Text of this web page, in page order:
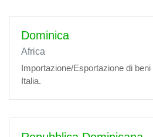
Dominica
Africa
Importazione/Esportazione di
Italia.